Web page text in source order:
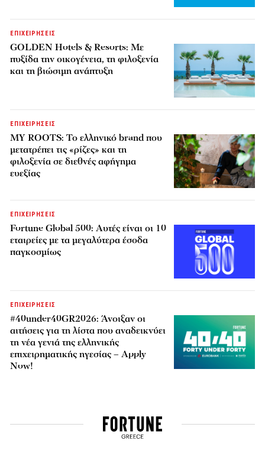
ΕΠΙΧΕΙΡΗΣΕΙΣ
GOLDEN Hotels & Resorts: Με
πυξίδα την οικογένεια, τη φιλοξενία
και τη βιώσιμη ανάπτυξη
ΕΠΙΧΕΙΡΗΣΕΙΣ
MY ROOTS: Το ελληνικό brand που
μετατρέπει τις «ρίζες» και τη
φιλοξενία σε διεθνές αφήγημα
ευεξίας
ΕΠΙΧΕΙΡΗΣΕΙΣ
Fortune Global 500: Αυτές είναι οι 10
εταιρείες με τα μεγαλύτερα έσοδα
παγκοσμίως
ΕΠΙΧΕΙΡΗΣΕΙΣ
#40under40GR2026: Άνοιξαν οι
αιτήσεις για τη λίστα που αναδεικνύει
τη νέα γενιά της ελληνικής
επιχειρηματικής ηγεσίας – Apply
Now!